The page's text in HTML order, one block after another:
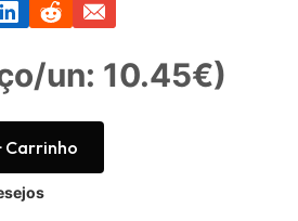
un: 10.45€)
Carrinho